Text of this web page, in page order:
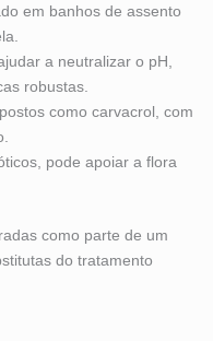
em banhos de assento
a neutralizar o pH,
robustas.
como carvacrol, com
pode apoiar a flora
como parte de um
do tratamento